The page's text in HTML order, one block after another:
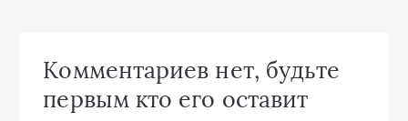
Комментариев нет, будьте
первым кто его оставит